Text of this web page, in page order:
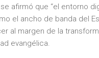
afirmó que “el entorno
el ancho de banda del
al margen de la
evangélica.